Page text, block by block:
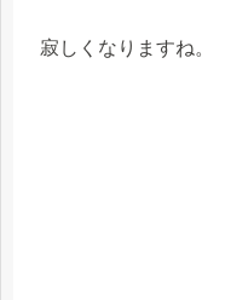
寂しくなりますね。